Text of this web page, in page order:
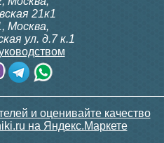
21к1
, Москва,
ул. д.7 к.1